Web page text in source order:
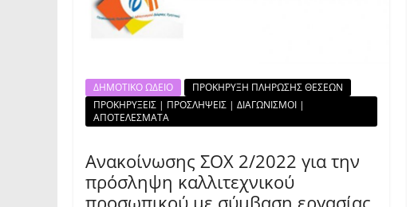
ΔΗΜΟΤΙΚΟ ΩΔΕΙΟ
ΠΡΟΚΗΡΥΞΗ ΠΛΗΡΩΣΗΣ ΘΕΣΕΩΝ
ΠΡΟΚΗΡΥΞΕΙΣ | ΠΡΟΣΛΗΨΕΙΣ | ΔΙΑΓΩΝΙΣΜΟΙ |
ΑΠΟΤΕΛΕΣΜΑΤΑ
Ανακοίνωσης ΣΟΧ 2/2022 για την
πρόσληψη καλλιτεχνικού